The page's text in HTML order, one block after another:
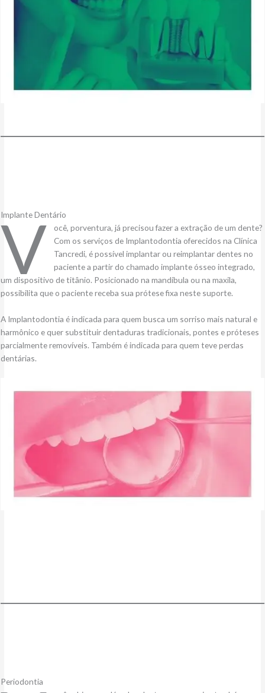
Implante Dentário
V
ocê, porventura, já precisou fazer a extração de um dente?
Com os serviços de Implantodontia oferecidos na Clínica
Tancredi, é possível implantar ou reimplantar dentes no
paciente a partir do chamado implante ósseo integrado,
um dispositivo de titânio. Posicionado na mandíbula ou na maxila,
possibilita que o paciente receba sua prótese fixa neste suporte.
A Implantodontia é indicada para quem busca um sorriso mais natural e
harmônico e quer substituir dentaduras tradicionais, pontes e próteses
parcialmente removíveis. Também é indicada para quem teve perdas
dentárias.
Periodontia